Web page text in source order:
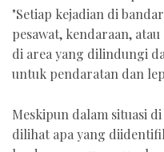
"Setiap kejadian di
pesawat, kendaraan,
di area yang dilindungi
untuk pendaratan dan
Meskipun dalam situasi
dilihat apa yang